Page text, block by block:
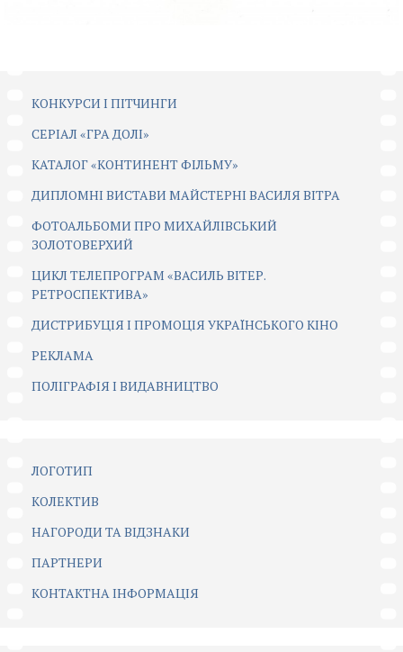
КОНКУРСИ І ПІТЧИНГИ
CЕРІАЛ «ГРА ДОЛІ»
КАТАЛОГ «КОНТИНЕНТ ФІЛЬМУ»
ДИПЛОМНІ ВИСТАВИ МАЙСТЕРНІ ВАСИЛЯ ВІТРА
ФОТОАЛЬБОМИ ПРО МИХАЙЛІВСЬКИЙ
ЗОЛОТОВЕРХИЙ
ЦИКЛ ТЕЛЕПРОГРАМ «ВАСИЛЬ ВІТЕР.
РЕТРОСПЕКТИВА»
ДИСТРИБУЦІЯ І ПРОМОЦІЯ УКРАЇНСЬКОГО КІНО
РЕКЛАМА
ПОЛІГРАФІЯ І ВИДАВНИЦТВО
ЛОГОТИП
КОЛЕКТИВ
НАГОРОДИ ТА ВІДЗНАКИ
ПАРТНЕРИ
КОНТАКТНА ІНФОРМАЦІЯ